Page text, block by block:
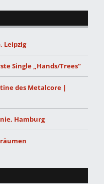
Leipzig
Single „Hands/Trees“
des Metalcore |
Hamburg